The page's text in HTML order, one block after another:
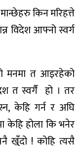
किन मरिहत्ते
विदेश आफ्नो स्वर्ग
मनमा त आइरहेको
त स्वर्गै हो । तर
केहि गर्न र अघि
केहि होला कि भनेर
खुँदो ! कोहि त्यसै